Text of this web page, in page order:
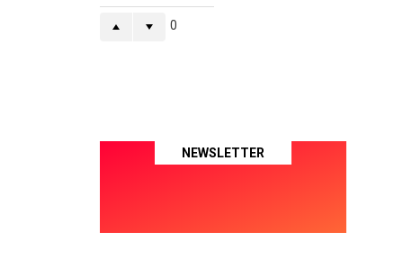
0
NEWSLETTER